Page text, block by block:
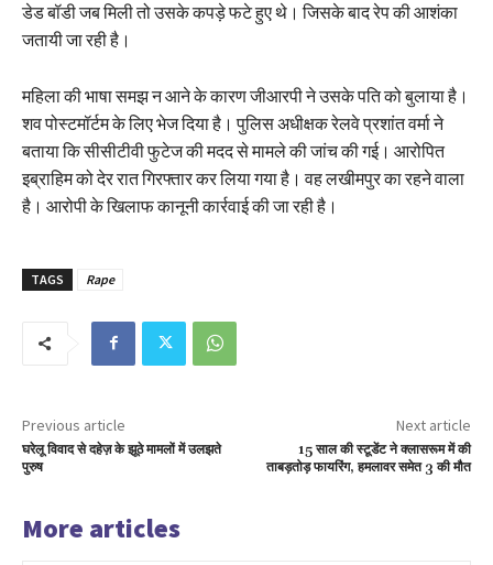
डेड बॉडी जब मिली तो उसके कपड़े फटे हुए थे। जिसके बाद रेप की आशंका
जतायी जा रही है।
महिला की भाषा समझ न आने के कारण जीआरपी ने उसके पति को बुलाया है।
शव पोस्टमॉर्टम के लिए भेज दिया है। पुलिस अधीक्षक रेलवे प्रशांत वर्मा ने
बताया कि सीसीटीवी फुटेज की मदद से मामले की जांच की गई। आरोपित
इब्राहिम को देर रात गिरफ्तार कर लिया गया है। वह लखीमपुर का रहने वाला
है। आरोपी के खिलाफ कानूनी कार्रवाई की जा रही है।
TAGS Rape
Previous article
घरेलू विवाद से दहेज़ के झूठे मामलों में उलझते
पुरुष
Next article
15 साल की स्टूडेंट ने क्लासरूम में की
ताबड़तोड़ फायरिंग, हमलावर समेत 3 की मौत
More articles